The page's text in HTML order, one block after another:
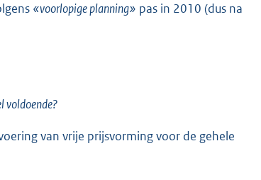
«voorlopige planning» pas in 2010 (dus na
voldoende?
van vrije prijsvorming voor de gehele